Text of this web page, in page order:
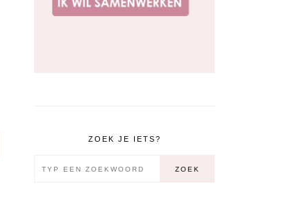
ZOEK JE IETS?